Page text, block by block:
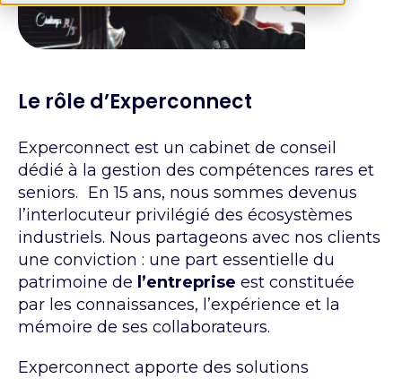
Le rôle d’Experconnect
Experconnect est un cabinet de conseil
dédié à la gestion des compétences rares et
seniors. En 15 ans, nous sommes devenus
l’interlocuteur privilégié des écosystèmes
industriels. Nous partageons avec nos clients
une conviction : une part essentielle du
patrimoine de l’entreprise est constituée
par les connaissances, l’expérience et la
mémoire de ses collaborateurs.
Experconnect apporte des solutions